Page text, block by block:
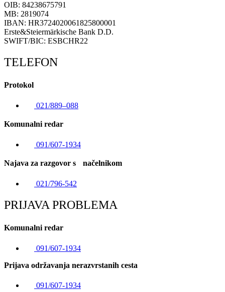
OIB: 84238675791
MB: 2819074
IBAN: HR3724020061825800001
Erste&Steiermärkische Bank D.D.
SWIFT/BIC: ESBCHR22
TELEFON
Protokol
021/889–088
Komunalni redar
091/607-1934
Najava za razgovor s načelnikom
021/796-542
PRIJAVA PROBLEMA
Komunalni redar
091/607-1934
Prijava održavanja nerazvrstanih cesta
091/607-1934